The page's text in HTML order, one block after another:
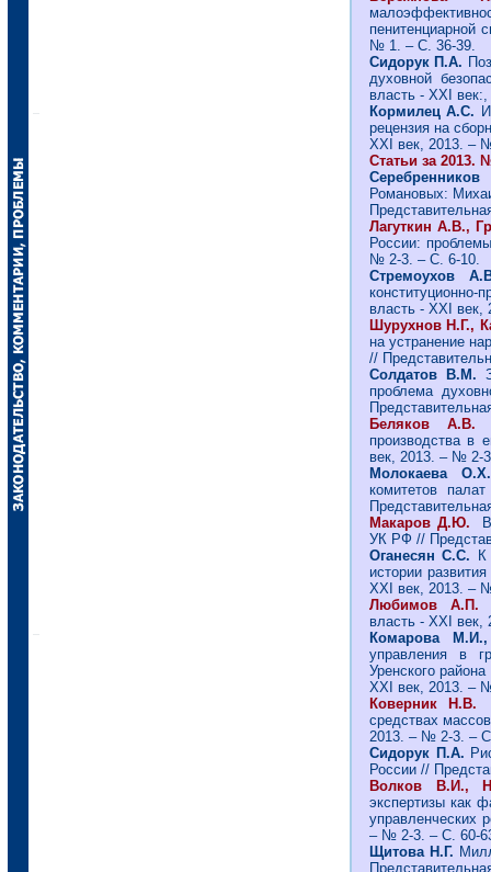
пенитенциарной
№ 1. – С. 36-39.
Сидорук П.А.
духовной
власть - ХХI
Кормилец А.С.
рецензия на
ХХI век, 2013. –
Статьи за 2013.
Романовых:
Лагуткин А.В.,
России:
№ 2-3. – С. 6-10.
Стремоухов
власть - ХХI
Шурухнов Н.Г.,
на устранение
//
Солдатов В.М.
проблема
Беляков
производства в
век, 2013. – № 2-
Молокаева
комитетов
Макаров Д.Ю.
УК РФ //
Оганесян С.С. К
истории
ХХI век, 2013. –
Любимов А.П.
власть - ХХI
Комарова
управления в
Уренского
ХХI век, 2013. –
Коверник Н.В.
средствах
2013. – № 2-3. –
Сидорук П.А.
России //
Волков В.И.,
экспертизы как
управленческих
– № 2-3. – С. 60-
Щитова Н.Г.